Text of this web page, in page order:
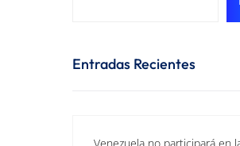
Entradas Recientes